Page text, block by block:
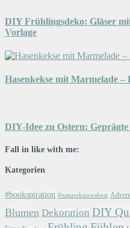
DIY Frühlingsdeko: Gläser
Vorlage
Hasenkekse mit Marmelade
DIY-Idee zu Ostern:
Fall in like with me:
Kategorien
#bookspiration #natureknowsbest
Blumen Dekoration DIY